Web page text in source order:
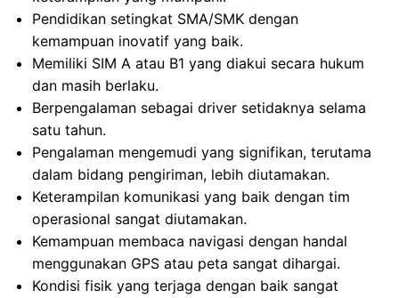
Pendidikan setingkat SMA/SMK dengan
kemampuan inovatif yang baik.
Memiliki SIM A atau B1 yang diakui secara hukum
dan masih berlaku.
Berpengalaman sebagai driver setidaknya selama
satu tahun.
Pengalaman mengemudi yang signifikan, terutama
dalam bidang pengiriman, lebih diutamakan.
Keterampilan komunikasi yang baik dengan tim
operasional sangat diutamakan.
Kemampuan membaca navigasi dengan handal
menggunakan GPS atau peta sangat dihargai.
Kondisi fisik yang terjaga dengan baik sangat